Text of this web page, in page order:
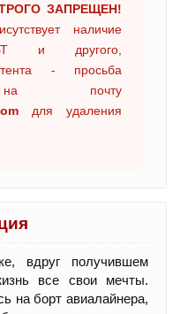
ЗАПРЕЩЕН!
наличие
и другого,
- просьба
на почту
для удаления
вдруг получившем
все свои мечты.
на борт авиалайнера,